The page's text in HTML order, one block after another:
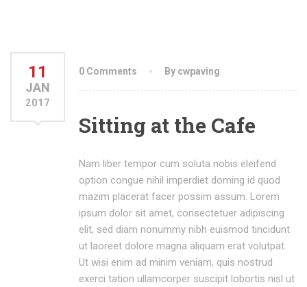
11
JAN
2017
0 Comments By cwpaving
Sitting at the Cafe
Nam liber tempor cum soluta nobis eleifend
option congue nihil imperdiet doming id quod
mazim placerat facer possim assum. Lorem
ipsum dolor sit amet, consectetuer adipiscing
elit, sed diam nonummy nibh euismod tincidunt
ut laoreet dolore magna aliquam erat volutpat.
Ut wisi enim ad minim veniam, quis nostrud
exerci tation ullamcorper suscipit lobortis nisl ut